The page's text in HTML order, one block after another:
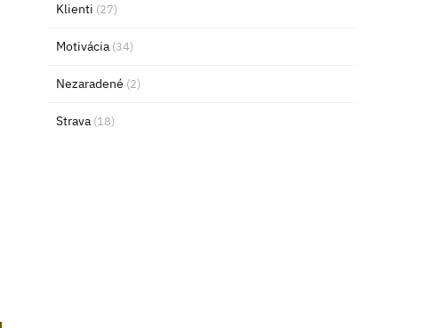
Klienti (27)
Motivácia(34)
Nezaradené (2)
Strava(18)